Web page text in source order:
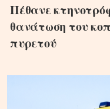
Πέθανε
θανάτωση του
πυρετού